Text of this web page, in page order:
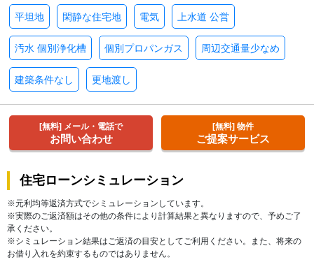
平坦地 閑静な住宅地 電気 上水道 公営
汚水 個別浄化槽 個別プロパンガス 周辺交通量少なめ
建築条件なし 更地渡し
[無料] メール・電話で
お問い合わせ
[無料] 物件
ご提案サービス
住宅ローンシミュレーション
※元利均等返済方式でシミュレーションしています。
※実際のご返済額はその他の条件により計算結果と異なりますので、予めご了
承ください。
※シミュレーション結果はご返済の目安としてご利用ください。また、将来の
お借り入れを約束するものではありません。